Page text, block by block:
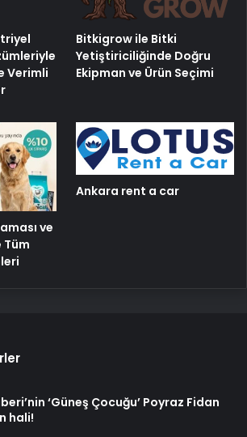
Verimli
Bitkigrow ile Bitki
Yetiştiriciliğinde Doğru
Ekipman ve Ürün Seçimi
ve
Tüm
Ankara rent a car
‘Güneş Çocuğu’ Poyraz Fidan
hali!